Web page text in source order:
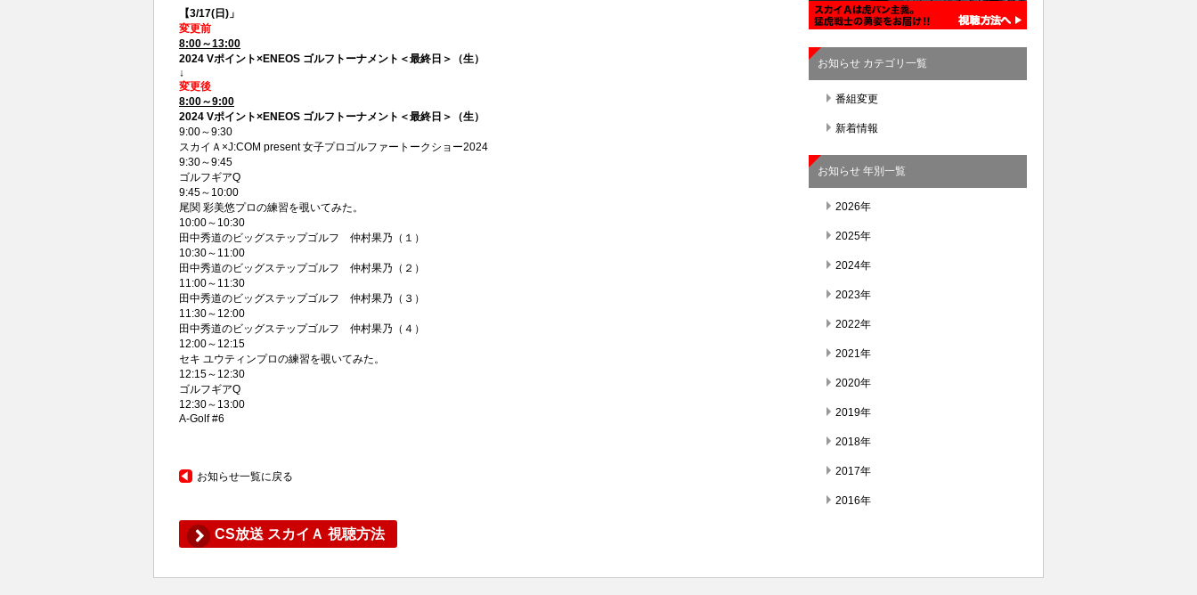
【3/17(日)」
変更前
8:00～13:00
2024 Vポイント×ENEOS ゴルフトーナメント ＜最終日＞（生）
↓
変更後
8:00～9:00
2024 Vポイント×ENEOS ゴルフトーナメント＜最終日＞（生）
9:00～9:30
スカイＡ×J:COM present 女子プロゴルファートークショー2024
9:30～9:45
ゴルフギアQ
9:45～10:00
尾関 彩美悠プロの練習を覗いてみた。
10:00～10:30
田中秀道のビッグステップゴルフ 仲村果乃（１）
10:30～11:00
田中秀道のビッグステップゴルフ 仲村果乃（２）
11:00～11:30
田中秀道のビッグステップゴルフ 仲村果乃（３）
11:30～12:00
田中秀道のビッグステップゴルフ 仲村果乃（４）
12:00～12:15
セキ ユウティンプロの練習を覗いてみた。
12:15～12:30
ゴルフギアQ
12:30～13:00
A-Golf #6
お知らせ一覧に戻る
CS放送 スカイＡ 視聴方法
お知らせ カテゴリ一覧
番組変更
新着情報
お知らせ 年別一覧
2026年
2025年
2024年
2023年
2022年
2021年
2020年
2019年
2018年
2017年
2016年